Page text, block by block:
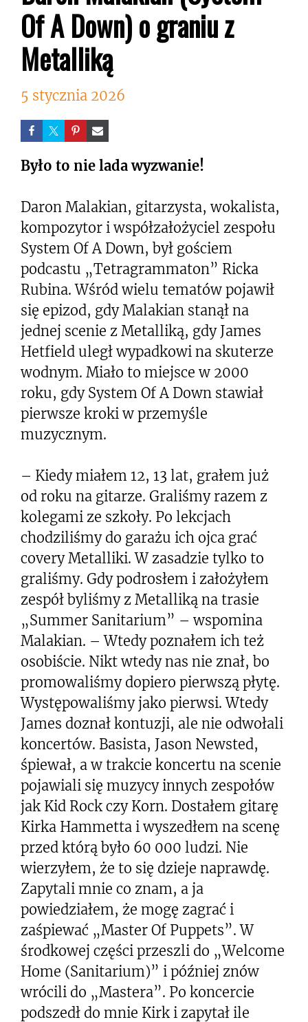
Of A Down) o graniu z
Metalliką
5 stycznia 2026
Było to nie lada wyzwanie!
Daron Malakian, gitarzysta, wokalista,
kompozytor i współzałożyciel zespołu
System Of A Down, był gościem
podcastu „Tetragrammaton” Ricka
Rubina. Wśród wielu tematów pojawił
się epizod, gdy Malakian stanął na
jednej scenie z Metalliką, gdy James
Hetfield uległ wypadkowi na skuterze
wodnym. Miało to miejsce w 2000
roku, gdy System Of A Down stawiał
pierwsze kroki w przemyśle
muzycznym.
– Kiedy miałem 12, 13 lat, grałem już
od roku na gitarze. Graliśmy razem z
kolegami ze szkoły. Po lekcjach
chodziliśmy do garażu ich ojca grać
covery Metalliki. W zasadzie tylko to
graliśmy. Gdy podrosłem i założyłem
zespół byliśmy z Metalliką na trasie
„Summer Sanitarium” – wspomina
Malakian. – Wtedy poznałem ich też
osobiście. Nikt wtedy nas nie znał, bo
promowaliśmy dopiero pierwszą płytę.
Występowaliśmy jako pierwsi. Wtedy
James doznał kontuzji, ale nie odwołali
koncertów. Basista, Jason Newsted,
śpiewał, a w trakcie koncertu na scenie
pojawiali się muzycy innych zespołów
jak Kid Rock czy Korn. Dostałem gitarę
Kirka Hammetta i wyszedłem na scenę
przed którą było 60 000 ludzi. Nie
wierzyłem, że to się dzieje naprawdę.
Zapytali mnie co znam, a ja
powiedziałem, że mogę zagrać i
zaśpiewać „Master Of Puppets”. W
środkowej części przeszli do „Welcome
Home (Sanitarium)” i później znów
wrócili do „Mastera”. Po koncercie
podszedł do mnie Kirk i zapytał ile